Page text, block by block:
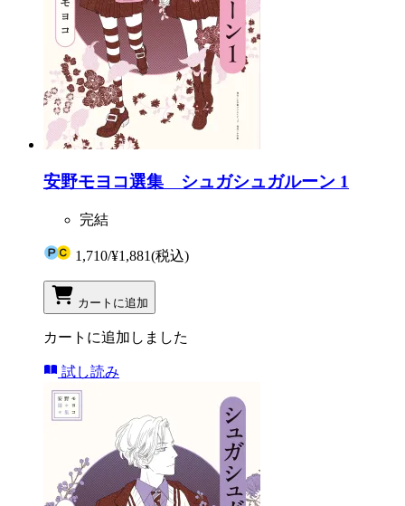
安野モヨコ選集 シュガシュガルーン 1
完結
1,710/¥1,881(税込)
カートに追加
カートに追加しました
試し読み